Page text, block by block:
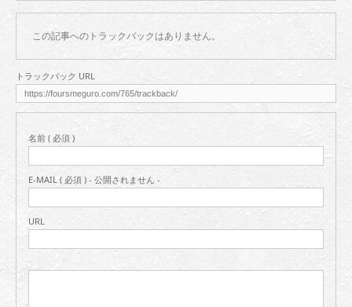
この記事へのトラックバックはありません。
トラックバック URL
名前 ( 必須 )
E-MAIL ( 必須 ) - 公開されません -
URL